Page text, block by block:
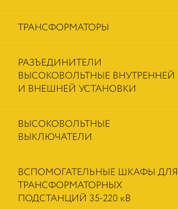
ТРАНСФОРМАТОРЫ
РАЗЪЕДИНИТЕЛИ
ВЫСОКОВОЛЬТНЫЕ ВНУТРЕННЕЙ
И ВНЕШНЕЙ УСТАНОВКИ
ВЫСОКОВОЛЬТНЫЕ
ВЫКЛЮЧАТЕЛИ
ВСПОМОГАТЕЛЬНЫЕ ШКАФЫ ДЛЯ
ТРАНСФОРМАТОРНЫХ
ПОДСТАНЦИЙ 35-220 кВ